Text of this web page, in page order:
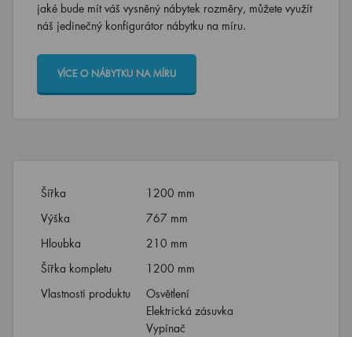
jaké bude mít váš vysněný nábytek rozměry, můžete využít
náš jedinečný konfigurátor nábytku na míru.
VÍCE O NÁBYTKU NA MÍRU
Šířka
1200 mm
Výška
767 mm
Hloubka
210 mm
Šířka kompletu
1200 mm
Vlastnosti produktu
Osvětlení
Elektrická zásuvka
Vypínač